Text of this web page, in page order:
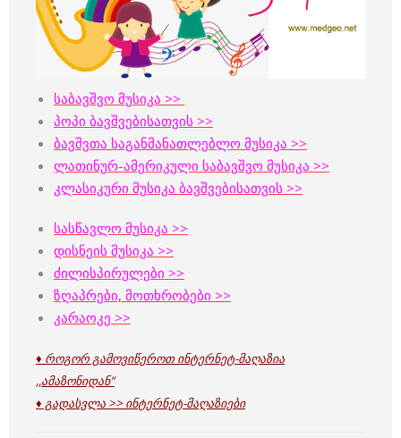
საბავშვო მუსიკა >>
პოპი ბავშვებისათვის >>
ბავშვთა საგანმანათლებლო მუსიკა >>
ლათინურ-ამერიკული საბავშვო მუსიკა >>
კლასიკური მუსიკა ბავშვებისათვის >>
სასწავლო მუსიკა >>
დისნეის მუსიკა >>
ძილისპირულები >>
ზღაპრები, მოთხრობები >>
კარაოკე >>
♦ როგორ გამოვიწეროთ ინტერნეტ-მაღაზია
,,ამაზონიდან”
♦ გადასვლა >> ინტერნეტ-მაღაზიები